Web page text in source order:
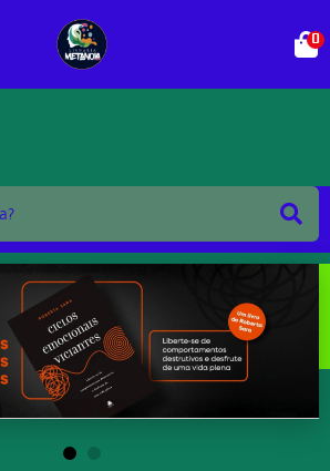
0